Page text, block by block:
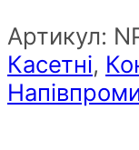
Артикул:
Касетні,